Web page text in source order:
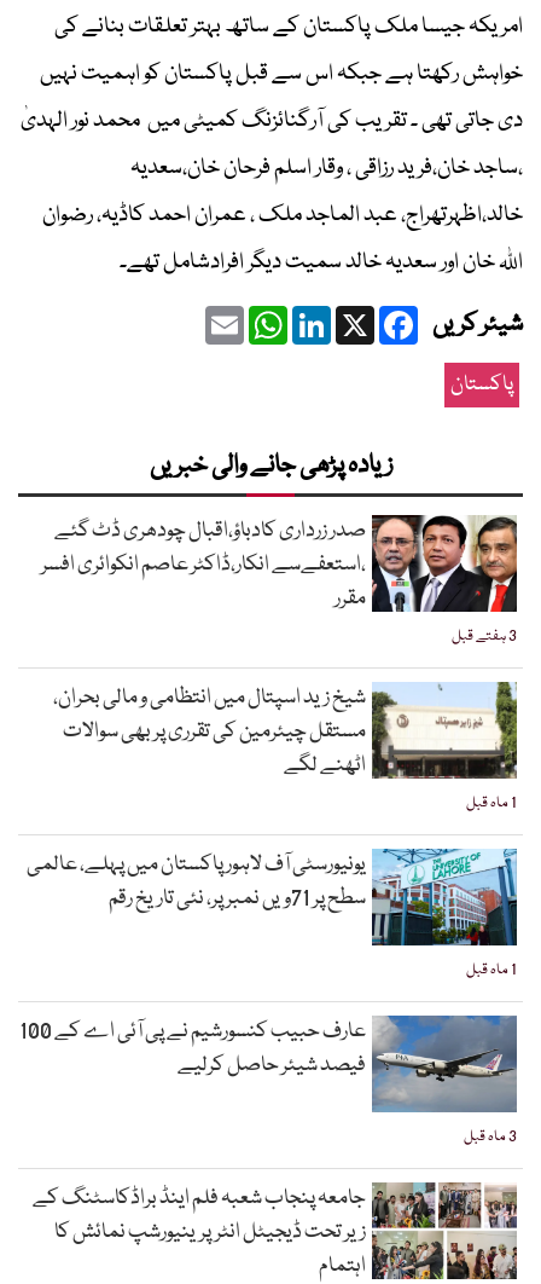
امریکہ جیسا ملک پاکستان کے ساتھ بہتر تعلقات بنانے کی
خواہش رکھتا ہے جبکہ اس سے قبل پاکستان کو اہمیت نہیں
دی جاتی تھی ۔ تقریب کی آرگنائزنگ کمیٹی میں محمد نور الہدیٰ
،ساجد خان،فرید رزاقی ، وقار اسلم فرحان خان،سعدیہ
خالد،اظہرتھراج، عبد الماجد ملک ، عمران احمد کاڈیہ، رضوان
اللہ خان اور سعدیہ خالد سمیت دیگر افرادشامل تھے۔
شیئر کریں Facebook
X
LinkedIn
WhatsApp
Email
پاکستان
زیادہ پڑھی جانے والی خبریں
3 ہفتے قبل
صدر زرداری کادباؤ،اقبال چودھری ڈٹ گئے
،استعفےسے انکار،ڈاکٹر عاصم انکوائری افسر
مقرر
1 ماہ قبل
شیخ زید اسپتال میں انتظامی و مالی بحران،
مستقل چیئرمین کی تقرری پر بھی سوالات
اٹھنے لگے
1 ماہ قبل
یونیورسٹی آف لاہور پاکستان میں پہلے، عالمی
سطح پر 71ویں نمبر پر، نئی تاریخ رقم
3 ماہ قبل
عارف حبیب کنسورشیم نے پی آئی اے کے 100
فیصد شیئر حاصل کرلیے
جامعہ پنجاب شعبہ فلم اینڈ براڈکاسٹنگ کے
زیر تحت ڈیجیٹل انٹرپرینیورشپ نمائش کا
اہتمام